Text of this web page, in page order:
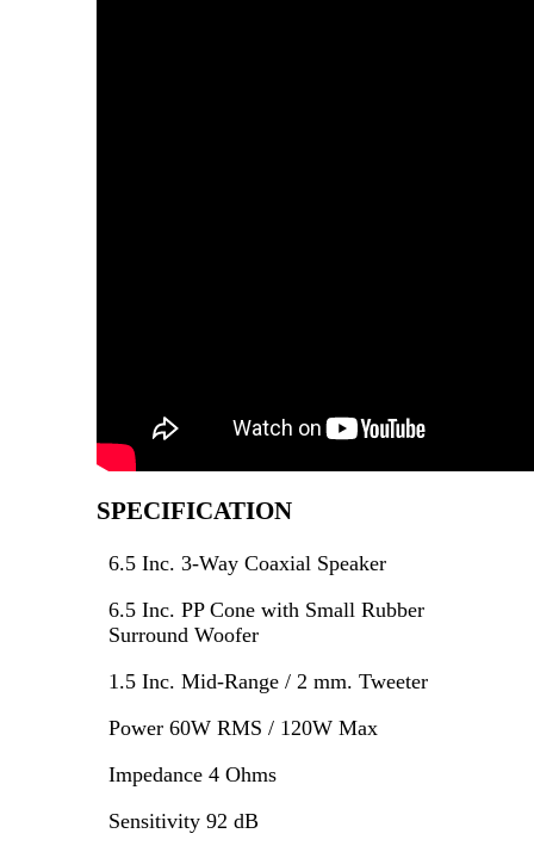
SPECIFICATION
6.5 Inc. 3-Way Coaxial Speaker
6.5 Inc. PP Cone with Small Rubber
Surround Woofer
1.5 Inc. Mid-Range / 2 mm. Tweeter
Power 60W RMS / 120W Max
Impedance 4 Ohms
Sensitivity 92 dB